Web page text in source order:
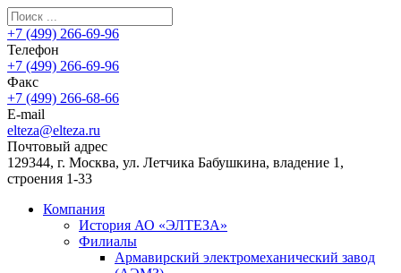
+7 (499) 266-69-96
Телефон
+7 (499) 266-69-96
Факс
+7 (499) 266-68-66
E-mail
elteza@elteza.ru
Почтовый адрес
129344, г. Москва, ул. Летчика Бабушкина, владение 1,
строения 1-33
Компания
История АО «ЭЛТЕЗА»
Филиалы
Армавирский электромеханический завод